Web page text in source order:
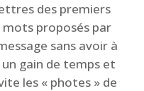
des premiers
proposés par
sans avoir à
gain de temps et
les « photes » de